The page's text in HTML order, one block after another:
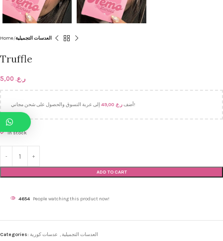
Home العدسات التجميلية
Truffle
ر.ع.
أضفر.ع. إلى عربة التسوق والحصول على شحن مجاني!
In stock
ADD TO CART
4654 People watching this product now!
Categories: العدسات التجميلية, عدسات كورية